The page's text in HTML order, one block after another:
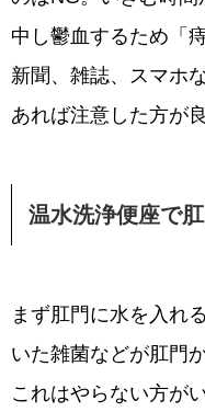
中し鬱血するため「
新聞、雑誌、スマホ
あれば注意した方が
温水洗浄便座で
まず肛門に水を入れ
いた雑菌などが肛門
これはやらない方が